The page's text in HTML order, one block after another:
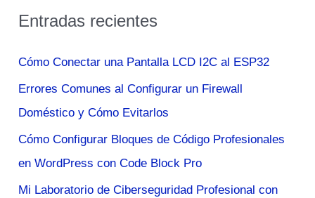
c
p
o
r
:
Entradas recientes
Cómo Conectar una Pantalla LCD I2C al ESP32
Errores Comunes al Configurar un Firewall
Doméstico y Cómo Evitarlos
Cómo Configurar Bloques de Código Profesionales
en WordPress con Code Block Pro
Mi Laboratorio de Ciberseguridad Profesional con